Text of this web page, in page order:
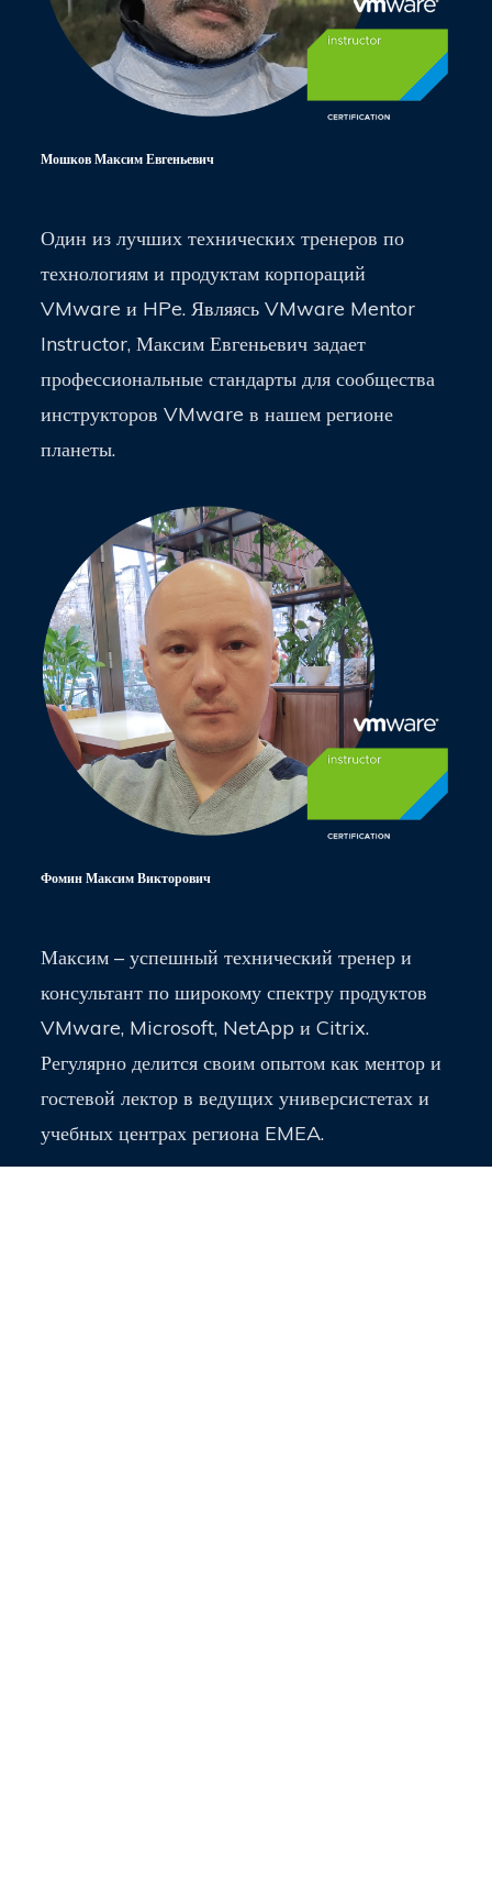
Мошков Максим Евгеньевич
Один из лучших технических тренеров по
технологиям и продуктам корпораций
VMware и HPe. Являясь VMware Mentor
Instructor, Максим Евгеньевич задает
профессиональные стандарты для сообщества
инструкторов VMware в нашем регионе
планеты.
Фомин Максим Викторович
Максим – успешный технический тренер и
консультант по широкому спектру продуктов
VMware, Microsoft, NetApp и Citrix.
Регулярно делится своим опытом как ментор и
гостевой лектор в ведущих универсистетах и
учебных центрах региона EMEA.